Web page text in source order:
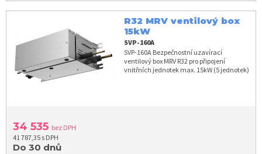
R32 MRV ventilový box
15kW
SVP-160A
SVP-160A Bezpečnostní uzavírací
ventilový box MRV R32 pro připojení
vnitřních jednotek max. 15kW (5 jednotek)
34 535 bez DPH
41 787,35 s DPH
Do 30 dnů